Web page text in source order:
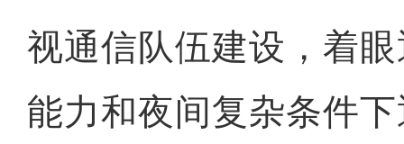
视通信队伍建设，着
能力和夜间复杂条件